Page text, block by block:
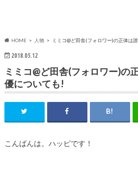
HOME 人物 ミミコ@ど田舎(フォロワー)の正体は
2018.05.12
ミミコ@ど田舎(フォロワー)の
優についても!
こんばんは。ハッピです！